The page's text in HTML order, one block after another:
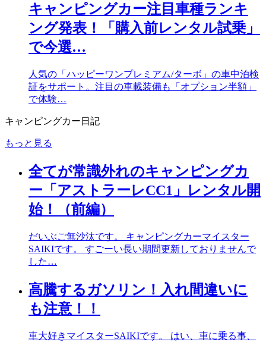
キャンピングカー注目車種ランキ
ング発表！「購入前レンタル試乗」
で今選…
人気の「ハッピーワンプレミアム/ターボ」の車中泊検
証をサポート。注目の車載装備も「オプション半額」
で体験…
キャンピングカー日記
もっと見る
全てが常識外れのキャンピングカ
ー「アストラーレCC1」レンタル開
始！（前編）
だいぶご無沙汰です。 キャンピングカーマイスター
SAIKIです。 すごーい長い期間更新しておりませんで
した…
高騰するガソリン！入れ間違いに
も注意！！
車大好きマイスターSAIKIです。 はい、車に乗る事、